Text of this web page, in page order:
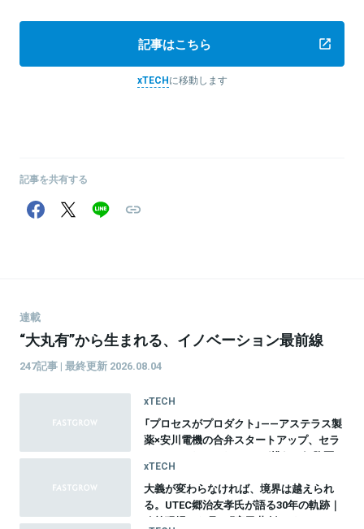
記事はこちら
xTECHに移動します
記事を共有する
連載
“大丸有”から生まれる、イノベーション最前線
247記事 | 最終更新 2026.08.04
xTECH
「プロセスがプロダクト」——アステラス製
薬×安川電機の合弁スタートアップ、セラ
ファ・バイオサイエンスが挑む、細胞医
療20年間のものづくり革命
xTECH
大義が変わらなければ、境界は越えられ
る。UTEC郷治友孝氏が語る30年の軌跡｜
政策現場から見る『官民共創のイノベーシ